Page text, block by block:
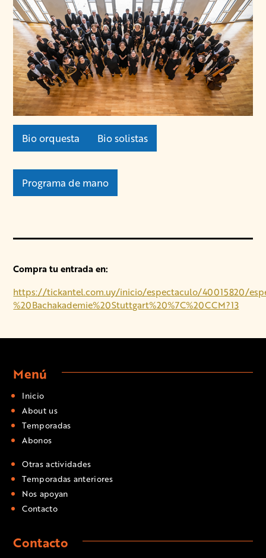
Bio orquesta Bio solistas
Programa de mano
Compra tu entrada en:
https://tickantel.com.uy/inicio/espectaculo/40015820/
%20Bachakademie%20Stuttgart%20%7C%20CCM?13
Menú
Inicio
About us
Temporadas
Abonos
Otras actividades
Temporadas anteriores
Nos apoyan
Contacto
Contacto